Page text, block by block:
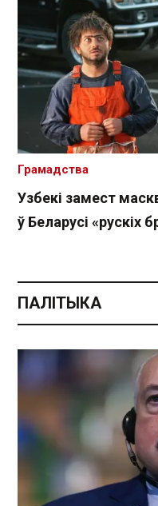
Узбекі замест
ў Беларусі «рускіх
Грамадства
ПАЛІТЫКА